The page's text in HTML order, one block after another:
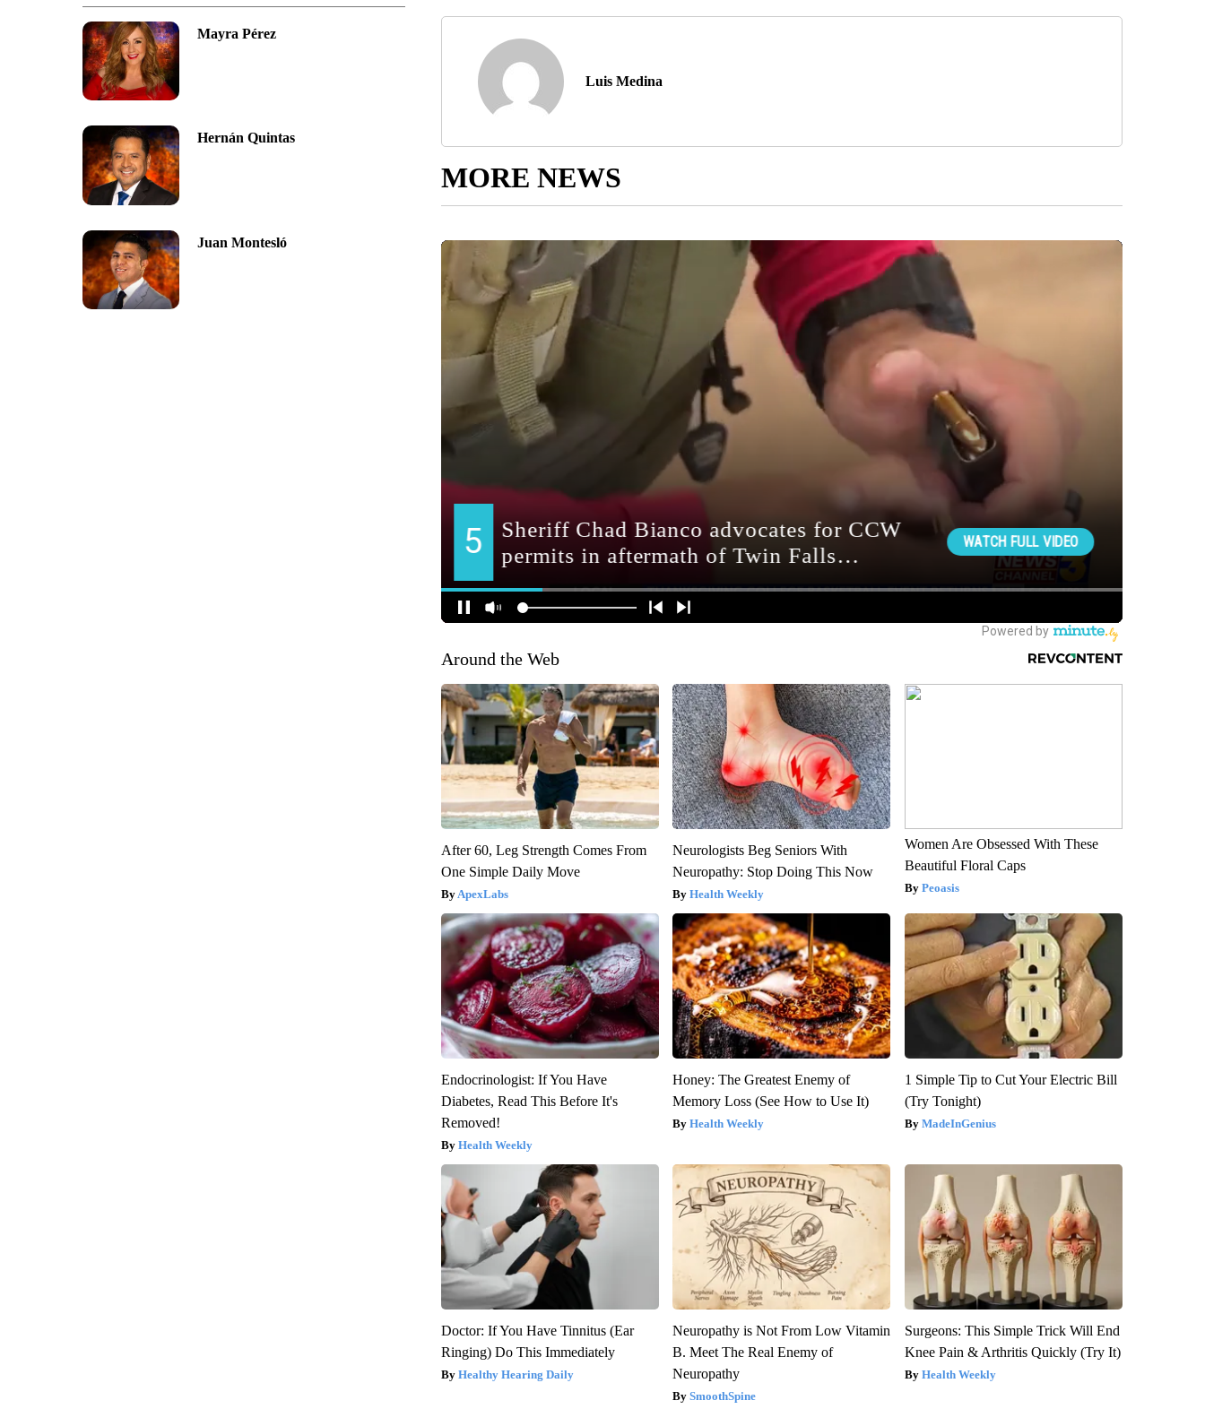
Mayra Pérez
Hernán Quintas
Juan Montesló
Luis Medina
MORE NEWS
Around the Web
After 60, Leg Strength Comes From
One Simple Daily Move
ApexLabs
Neurologists Beg Seniors With
Neuropathy: Stop Doing This Now
Health Weekly
Women Are Obsessed With These
Beautiful Floral Caps
Peoasis
Endocrinologist: If You Have
Diabetes, Read This Before It's
Removed!
Health Weekly
Honey: The Greatest Enemy of
Memory Loss (See How to Use It)
Health Weekly
1 Simple Tip to Cut Your Electric Bill
(Try Tonight)
MadeInGenius
Doctor: If You Have Tinnitus (Ear
Ringing) Do This Immediately
Healthy Hearing Daily
Neuropathy is Not From Low Vitamin
B. Meet The Real Enemy of
Neuropathy
SmoothSpine
Surgeons: This Simple Trick Will End
Knee Pain & Arthritis Quickly (Try It)
Health Weekly